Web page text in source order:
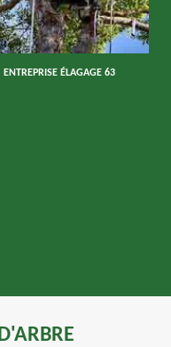
ENTREPRISE ÉLAGAGE 63